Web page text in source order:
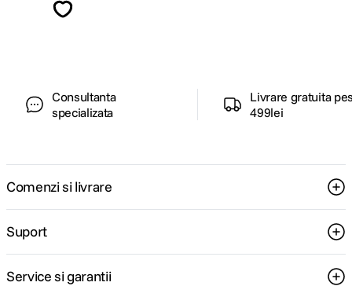
Consultanta
specializata
Livrare gratuita
499lei
Comenzi si livrare
Suport
Service si garantii